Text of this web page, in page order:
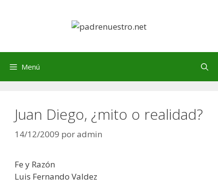
Menú
Juan Diego, ¿mito o realidad?
14/12/2009 poradmin
Fe y Razón
Luis Fernando Valdez